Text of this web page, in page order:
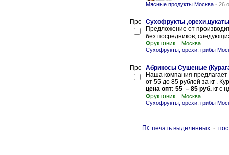
Мясные продукты Москва - 26
Сухофрукты
Предложение от
без посредников,
Фруктовик
Москва
Сухофрукты, орехи, грибы
Абрикосы Сушеные
Наша компания
от 55 до 85 рублей за кг .
цена опт: 55 – 85 руб. кг с
Фруктовик
Москва
Сухофрукты, орехи, грибы
печать выделенных -